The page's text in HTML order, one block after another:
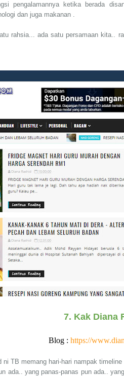
pengalamannya ketika berada
dan juga makanan .
rahsia... ada satu persamaan kita..
7. Kak Diana
Blog :https://
ni TB memang hari-hari nampak
ada.. yang panas-panas pun ada..